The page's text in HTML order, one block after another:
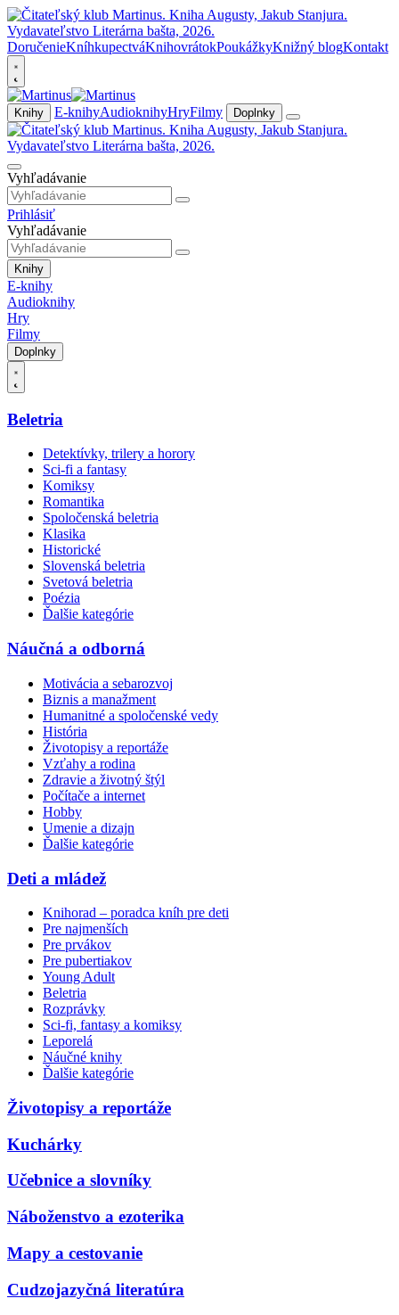
DoručenieKníhkupectváKnihovrátokPoukážkyKnižný blogKontakt
Knihy E-knihyAudioknihyHryFilmy Doplnky
Vyhľadávanie
Prihlásiť
Vyhľadávanie
Knihy
E-knihy
Audioknihy
Hry
Filmy
Doplnky
Beletria
Detektívky, trilery a horory
Sci-fi a fantasy
Komiksy
Romantika
Spoločenská beletria
Klasika
Historické
Slovenská beletria
Svetová beletria
Poézia
Ďalšie kategórie
Náučná a odborná
Motivácia a sebarozvoj
Biznis a manažment
Humanitné a spoločenské vedy
História
Životopisy a reportáže
Vzťahy a rodina
Zdravie a životný štýl
Počítače a internet
Hobby
Umenie a dizajn
Ďalšie kategórie
Deti a mládež
Knihorad – poradca kníh pre deti
Pre najmenších
Pre prvákov
Pre pubertiakov
Young Adult
Beletria
Rozprávky
Sci-fi, fantasy a komiksy
Leporelá
Náučné knihy
Ďalšie kategórie
Životopisy a reportáže
Kuchárky
Učebnice a slovníky
Náboženstvo a ezoterika
Mapy a cestovanie
Cudzojazyčná literatúra